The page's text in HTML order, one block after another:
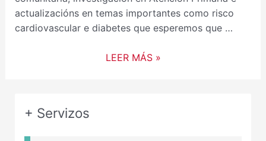
actualizacións en temas importantes como risco
cardiovascular e diabetes que esperemos que …
LEER MÁS »
+ Servizos